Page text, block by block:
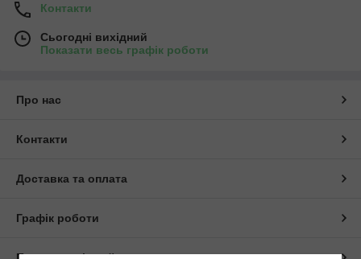
Контакти
Сьогодні вихідний
Показати весь графік роботи
Про нас
Контакти
Доставка та оплата
Графік роботи